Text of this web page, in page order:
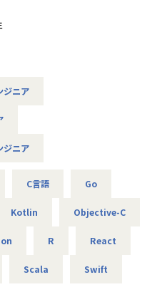
認 → 要件を分解しタスク
週1〜2回のプランニング・
）
ケーション】
細設計、開発、テスト、リ
、スクラム、プロトタイ
ジニア
ジニア
C言語 Go
Kotlin Objective-C
R React
Scala Swift